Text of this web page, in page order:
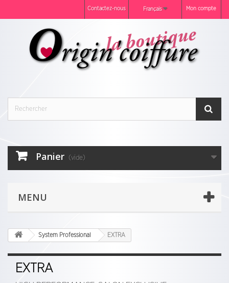
Mon compte
Français
Contactez-nous
Panier (vide)
MENU
System Professional EXTRA
EXTRA